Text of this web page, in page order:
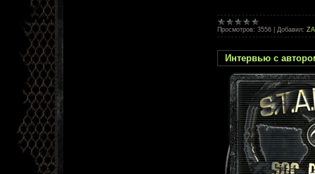
Просмотров: 3556 Добавил:
Интервью с